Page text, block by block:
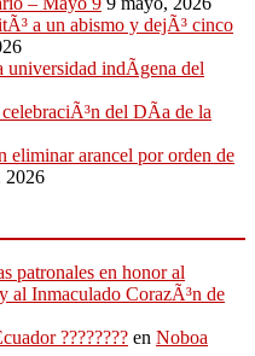
a un abismo y dejÃ³ cinco
indÃ­gena del
del DÃ­a de la
eliminar arancel por orden de
2026
patronales en honor al
al Inmaculado CorazÃ³n de
???????? en Noboa